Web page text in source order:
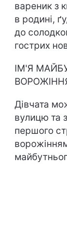
вареник з
в родині,
до
гострих
ІМ'Я
Дівчата
вулицю та
першого